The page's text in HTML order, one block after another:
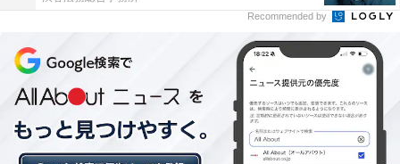
All About ニュースの編集者。オールアバウトに入社後、
SNSトレンドにフォーカスした記事執筆やSEOライティ
ングの経験を経て、のちにAll About ニュースチームのメ
ンバーに参入。現在は旅行・カルチャー・エンタメなど
を中心に企画編集を担当。東京都出身。居酒屋巡りとス
Recommended by